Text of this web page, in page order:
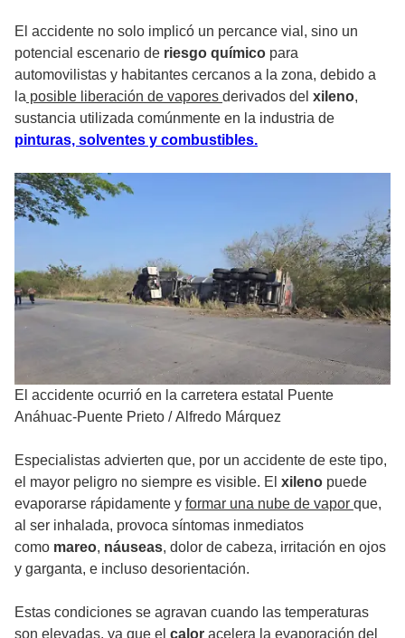
El accidente no solo implicó un percance vial, sino un
potencial escenario de riesgo químico para
automovilistas y habitantes cercanos a la zona, debido a
la posible liberación de vapores derivados del xileno,
sustancia utilizada comúnmente en la industria de
pinturas, solventes y combustibles.
El accidente ocurrió en la carretera estatal Puente
Anáhuac-Puente Prieto /Alfredo Márquez
Especialistas advierten que, por un accidente de este tipo,
el mayor peligro no siempre es visible. El xileno puede
evaporarse rápidamente y formar una nube de vapor que,
al ser inhalada, provoca síntomas inmediatos
como mareo, náuseas, dolor de cabeza, irritación en ojos
y garganta, e incluso desorientación.
Estas condiciones se agravan cuando las temperaturas
son elevadas, ya que el calor acelera la evaporación del